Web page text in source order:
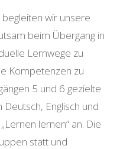
wir unsere
beim Übergang in
Lernwege zu
Kompetenzen zu
5 und 6 gezielte
Englisch und
lernen“ an. Die
statt und